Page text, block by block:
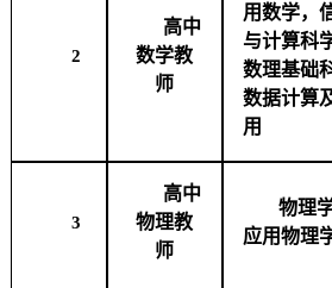
2
高中
数学教
师
用数学，
与计算科
数理基础
数据计算
用
3
高中
物理教
师
物理学
应用物理